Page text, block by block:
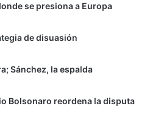
se presiona a Europa
de disuasión
Sánchez, la espalda
Bolsonaro reordena la disputa